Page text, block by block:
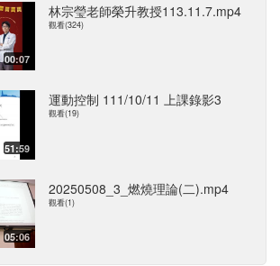
00:07
林宗瑩老師榮升教授113.11.7.mp4
觀看(324)
51:59
運動控制 111/10/11 上課錄影3
觀看(19)
05:06
20250508_3_燃燒理論(二).mp4
觀看(1)